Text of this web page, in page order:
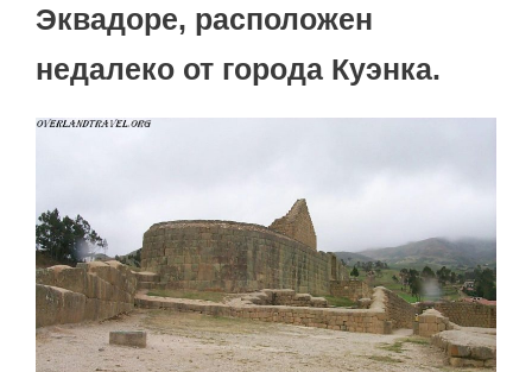
Эквадоре, расположен
недалеко от города Куэнка.